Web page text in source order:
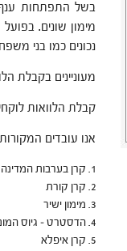
בשל התפתחות ענף
מימון שונים.
נכונים כמו בני
מעוניינים בקבלת
קבלת הלוואות
אנו עובדים
קרן בערבות המדינה
קרן קורת
מימון ישיר
הדסטרט – גיוס
קרן איפלא